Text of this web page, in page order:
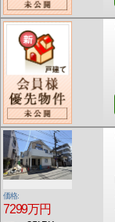
価格:
7299万円